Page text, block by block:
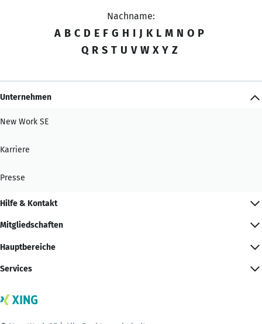
Nachname:
A B C D E F G H I J K L M N O P
Q R S T U V W X Y Z
Unternehmen
New Work SE
Karriere
Presse
Hilfe & Kontakt
Mitgliedschaften
Hauptbereiche
Services